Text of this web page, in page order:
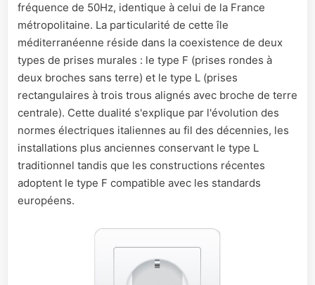
fréquence de 50Hz, identique à celui de la France
métropolitaine. La particularité de cette île
méditerranéenne réside dans la coexistence de deux
types de prises murales : le type F (prises rondes à
deux broches sans terre) et le type L (prises
rectangulaires à trois trous alignés avec broche de terre
centrale). Cette dualité s'explique par l'évolution des
normes électriques italiennes au fil des décennies, les
installations plus anciennes conservant le type L
traditionnel tandis que les constructions récentes
adoptent le type F compatible avec les standards
européens.